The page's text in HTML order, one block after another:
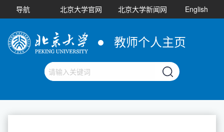
导航 北京大学官网 北京大学新闻网 English
教师个人主页